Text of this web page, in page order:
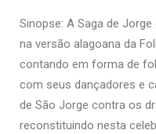
Sinopse: A Saga de
na versão alagoana da
contando em forma de
com seus dançadores e
de São Jorge contra os
reconstituindo nesta